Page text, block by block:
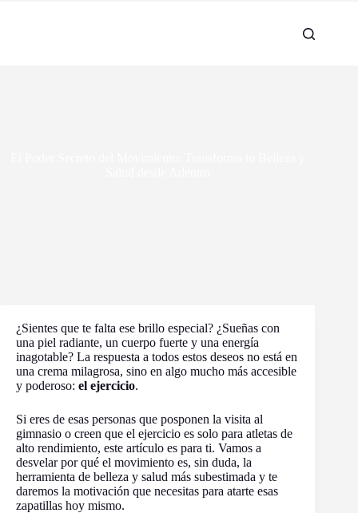
¿Sientes que te falta ese brillo especial? ¿Sueñas con
una piel radiante, un cuerpo fuerte y una energía
inagotable? La respuesta a todos estos deseos no está en
una crema milagrosa, sino en algo mucho más accesible
y poderoso: el ejercicio.
Si eres de esas personas que posponen la visita al
gimnasio o creen que el ejercicio es solo para atletas de
alto rendimiento, este artículo es para ti. Vamos a
desvelar por qué el movimiento es, sin duda, la
herramienta de belleza y salud más subestimada y te
daremos la motivación que necesitas para atarte esas
zapatillas hoy mismo.